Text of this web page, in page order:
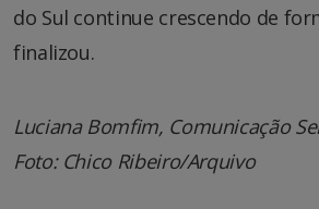
do Sul continue crescendo de
finalizou.
Luciana Bomfim, Comunicação
Foto: Chico Ribeiro/Arquivo